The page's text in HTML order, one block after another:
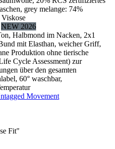
grey melange: 74%
NEW 2026
Halbmond im Nacken, 2x1
mit Elasthan, weicher Griff,
Produktion ohne tierische
Cycle Assessment) zur
über den gesamten
60° waschbar,
Movement
Fit"